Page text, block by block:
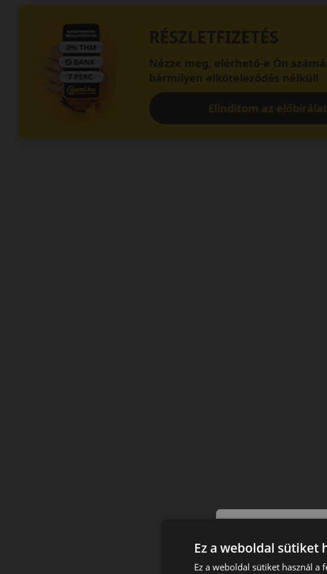
RÉSZLETFIZETÉS
Nézze meg, elérhető-e Ön
bármilyen elköteleződés nélkül!
Elindítom az
Ez a weboldal sütiket
Ez a weboldal sütiket használ a